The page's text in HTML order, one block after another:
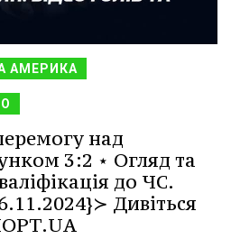
АМЕРИКА
над
3:2 ⋆ Огляд та
до ЧС.
Дивіться